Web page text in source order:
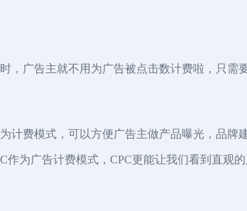
，广告主就不用为广告被点击数计费啦，只需
计费模式，可以方便广告主做产品曝光，品牌
为广告计费模式，CPC更能让我们看到直观